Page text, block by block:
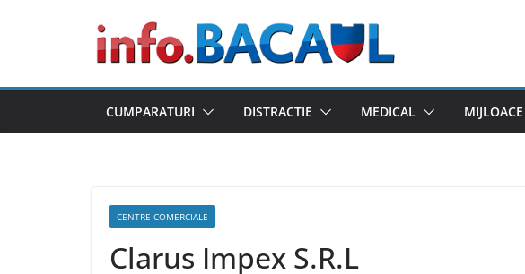
CUMPARATURI DISTRACTIE MEDICAL
CENTRE COMERCIALE
Clarus Impex S.R.L